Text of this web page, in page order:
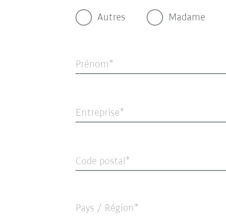
Autres Madame
Prénom
Entreprise
Code postal
Pays / Région*